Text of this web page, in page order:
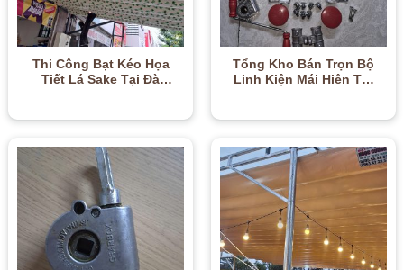
Thi Công Bạt Kéo Họa
Tiết Lá Sake Tại Đà
Tổng Kho Bán Trọn Bộ
Linh Kiện Mái Hiên Tại